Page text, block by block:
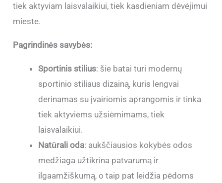
tiek aktyviam laisvalaikiui, tiek kasdieniam dėvėjimui
mieste.
Pagrindinės savybės:
Sportinis stilius: šie batai turi modernų
sportinio stiliaus dizainą, kuris lengvai
derinamas su įvairiomis aprangomis ir tinka
tiek aktyviems užsiėmimams, tiek
laisvalaikiui.
Natūrali oda: aukščiausios kokybės odos
medžiaga užtikrina patvarumą ir
ilgaamžiškumą, o taip pat leidžia pėdoms